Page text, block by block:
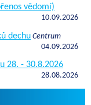
vědomí)
10.09.2026
dechu Centrum
04.09.2026
28. - 30.8.2026
28.08.2026